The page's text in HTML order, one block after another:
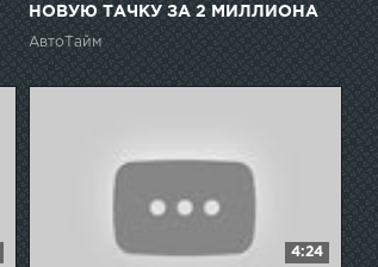
НОВУЮ ТАЧКУ ЗА 2 МИЛЛИОНА
РУБЛЕЙ...КРУТО!
АвтоТайм
4:24